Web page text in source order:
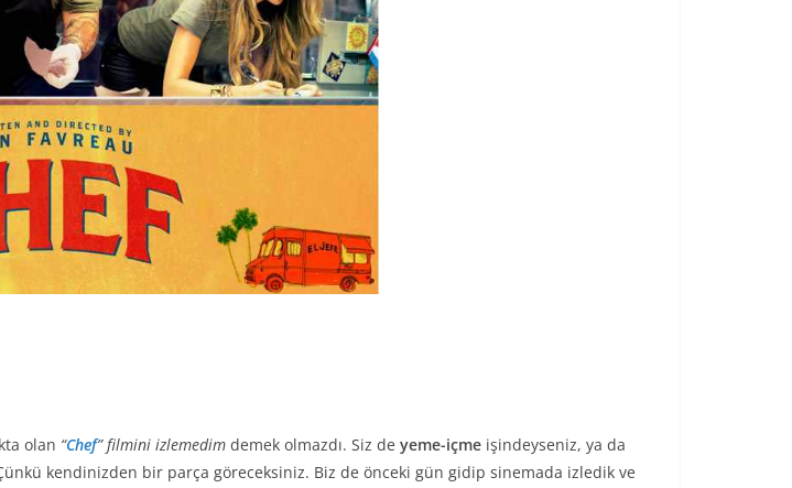
olan “Chef” filmini izlemedim demek olmazdı. Siz de yeme-içme işindeyseniz, ya da
kendinizden bir parça göreceksiniz. Biz de önceki gün gidip sinemada izledik ve